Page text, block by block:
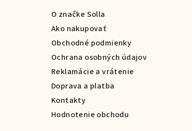
O značke Solla
Ako nakupovať
Obchodné podmienky
Ochrana osobných údajov
Reklamácie a vrátenie
Doprava a platba
Kontakty
Hodnotenie obchodu